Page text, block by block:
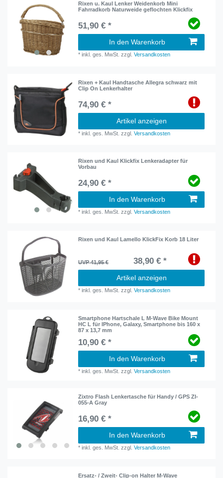
Rixen u. Kaul Lenker Weidenkorb Mini
Fahrradkorb Naturweide geflochten Klickfix
51,90 € *
In den Warenkorb
*inkl. ges. MwSt. zzgl.Versandkosten
Rixen + Kaul Handtasche Allegra schwarz mit
Clip On Lenkerhalter
74,90 € *
Artikel anzeigen
*inkl. ges. MwSt. zzgl.Versandkosten
Rixen und Kaul Klickfix Lenkeradapter für
Vorbau
24,90 € *
In den Warenkorb
*inkl. ges. MwSt. zzgl.Versandkosten
Rixen und Kaul Lamello KlickFix Korb 18 Liter
UVP 41,95 € 38,90 € *
Artikel anzeigen
*inkl. ges. MwSt. zzgl.Versandkosten
Smartphone Hartschale L M-Wave Bike Mount
HC L für IPhone, Galaxy, Smartphone bis 160 x
87 x 13,7 mm
10,90 € *
In den Warenkorb
*inkl. ges. MwSt. zzgl.Versandkosten
Zixtro Flash Lenkertasche für Handy / GPS ZI-
055-A Gray
16,90 € *
In den Warenkorb
*inkl. ges. MwSt. zzgl.Versandkosten
Ersatz- / Zweit- Clip-on Halter M-Wave